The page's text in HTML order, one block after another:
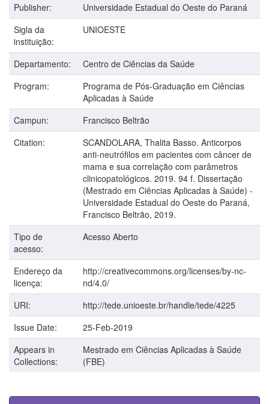
Publisher:
Universidade Estadual do Oeste do Paraná
Sigla da
instituição:
UNIOESTE
Departamento:
Centro de Ciências da Saúde
Program:
Programa de Pós-Graduação em Ciências
Aplicadas à Saúde
Campun:
Francisco Beltrão
Citation:
SCANDOLARA, Thalita Basso. Anticorpos
anti-neutrófilos em pacientes com câncer de
mama e sua correlação com parâmetros
clinicopatológicos. 2019. 94 f. Dissertação
(Mestrado em Ciências Aplicadas à Saúde) -
Universidade Estadual do Oeste do Paraná,
Francisco Beltrão, 2019.
Tipo de
acesso:
Acesso Aberto
Endereço da
licença:
http://creativecommons.org/licenses/by-nc-
nd/4.0/
URI:
http://tede.unioeste.br/handle/tede/4225
Issue Date:
25-Feb-2019
Appears in
Collections:
Mestrado em Ciências Aplicadas à Saúde
(FBE)